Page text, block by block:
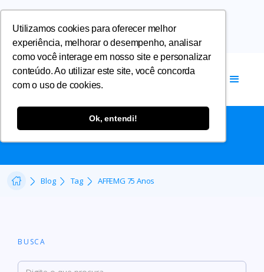
Utilizamos cookies para oferecer melhor
experiência, melhorar o desempenho, analisar
como você interage em nosso site e personalizar
conteúdo. Ao utilizar este site, você concorda
com o uso de cookies.
Ok, entendi!
AFFEMG 75 ANOS
Blog Tag AFFEMG 75 Anos
BUSCA